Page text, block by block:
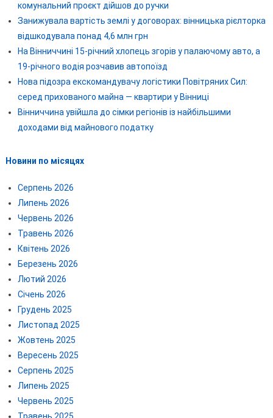
комунальний проєкт дійшов до ручки
Занижувала вартість землі у договорах: вінницька рієлторка
відшкодувала понад 4,6 млн грн
На Вінниччині 15-річний хлопець згорів у палаючому авто, а
19-річного водія розчавив автопоїзд
Нова підозра екскомандувачу логістики Повітряних Сил:
серед прихованого майна — квартири у Вінниці
Вінниччина увійшла до сімки регіонів із найбільшими
доходами від майнового податку
Новини по місяцях
Серпень 2026
Липень 2026
Червень 2026
Травень 2026
Квітень 2026
Березень 2026
Лютий 2026
Січень 2026
Грудень 2025
Листопад 2025
Жовтень 2025
Вересень 2025
Серпень 2025
Липень 2025
Червень 2025